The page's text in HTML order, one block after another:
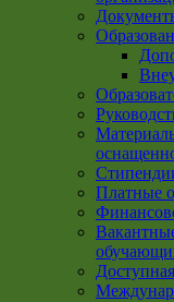
Платные